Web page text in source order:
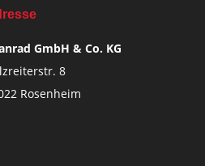
GmbH & Co. KG
8
Rosenheim